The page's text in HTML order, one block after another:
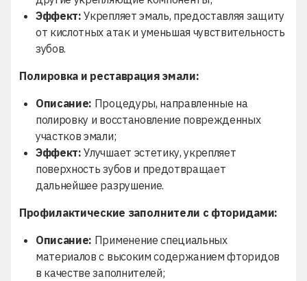
Эффект: Укрепляет эмаль, предоставляя защиту
от кислотных атак и уменьшая чувствительность
зубов.
Полировка и реставрация эмали:
Описание: Процедуры, направленные на
полировку и восстановление поврежденных
участков эмали;
Эффект: Улучшает эстетику, укрепляет
поверхность зубов и предотвращает
дальнейшее разрушение.
Профилактические заполнители с фторидами:
Описание: Применение специальных
материалов с высоким содержанием фторидов
в качестве заполнителей;